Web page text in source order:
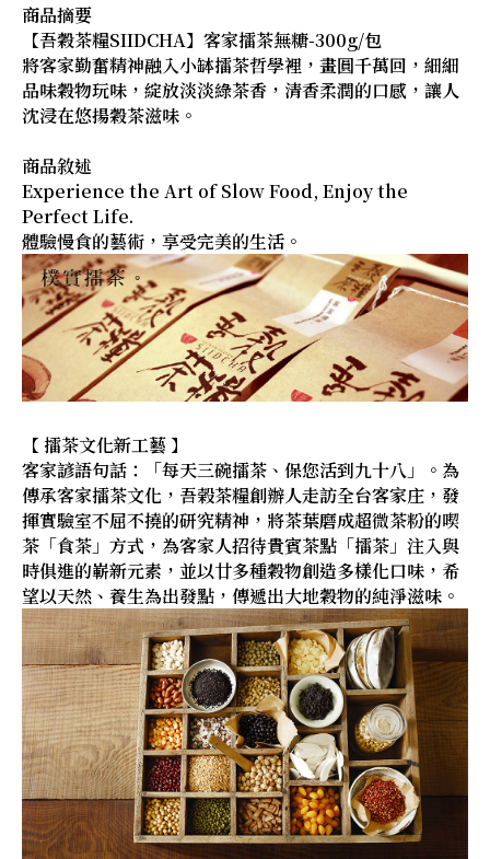
商品摘要
【吾穀茶糧SIIDCHA】客家擂茶無糖-300g/包
將客家勤奮精神融入小缽擂茶哲學裡，畫圓千萬回，細細
品味穀物玩味，綻放淡淡綠茶香，清香柔潤的口感，讓人
沈浸在悠揚穀茶滋味。
商品敘述
Experience the Art of Slow Food, Enjoy the
Perfect Life.
體驗慢食的藝術，享受完美的生活。
【 擂茶文化新工藝 】
客家諺語句話：「每天三碗擂茶、保您活到九十八」。為
傳承客家擂茶文化，吾榖茶糧創辦人走訪全台客家庄，發
揮實驗室不屈不撓的研究精神，將茶葉磨成超微茶粉的喫
茶「食茶」方式，為客家人招待貴賓茶點「擂茶」注入與
時俱進的嶄新元素，並以廿多種穀物創造多樣化口味，希
望以天然、養生為出發點，傳遞出大地穀物的純淨滋味。